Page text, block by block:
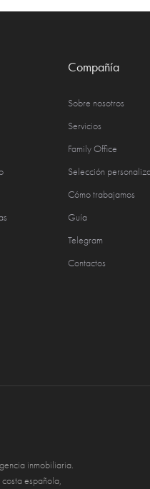
Compañía
Sobre nosotros
Servicios
Family Office
Selección
Cómo trabajamos
Guía
Telegram
Contactos
inmobiliaria.
española,